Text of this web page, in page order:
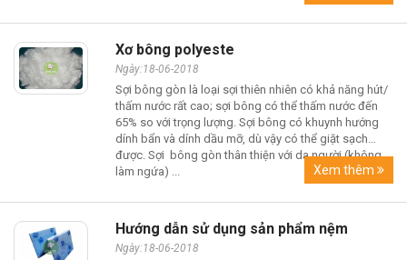
Xơ bông polyeste
Ngày:18-06-2018
Sợi bông gòn là loại sợi thiên nhiên có khả năng hút/
thấm nước rất cao; sợi bông có thể thấm nước đến
65% so với trọng lượng. Sợi bông có khuynh hướng
dính bẩn và dính dầu mỡ, dù vậy có thể giặt sạch
được. Sợi bông gòn thân thiện với da người (không
làm ngứa) ...
Xem thêm
Hướng dẫn sử dụng sản phẩm nệm
Ngày:18-06-2018